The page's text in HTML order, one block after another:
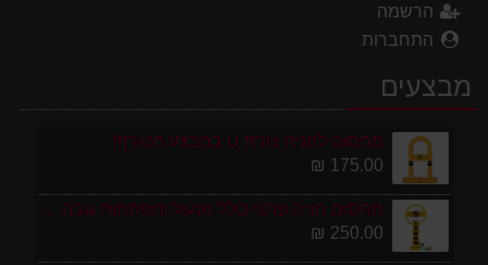
הרשמה
התחברות
מבצעים
מחסום לחניה צורת U במבצע מטורף!
175.00 ₪
מחסום חניה פרטי כולל מנעול ומפתחות גובה 70 ס"מ
250.00 ₪